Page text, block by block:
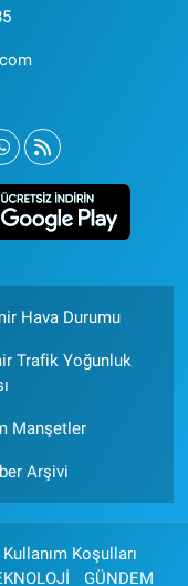
Hava Durumu
Trafik Yoğunluk
Manşetler
Arşivi
Kullanım Koşulları
GÜNDEM